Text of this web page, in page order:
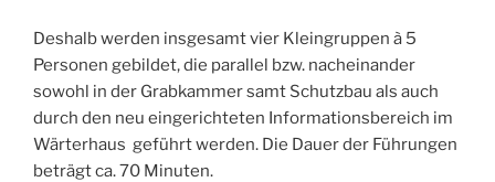
Deshalb werden insgesamt vier Kleingruppen à 5
Personen gebildet, die parallel bzw. nacheinander
sowohl in der Grabkammer samt Schutzbau als auch
durch den neu eingerichteten Informationsbereich im
Wärterhaus geführt werden. Die Dauer der Führungen
beträgt ca. 70 Minuten.